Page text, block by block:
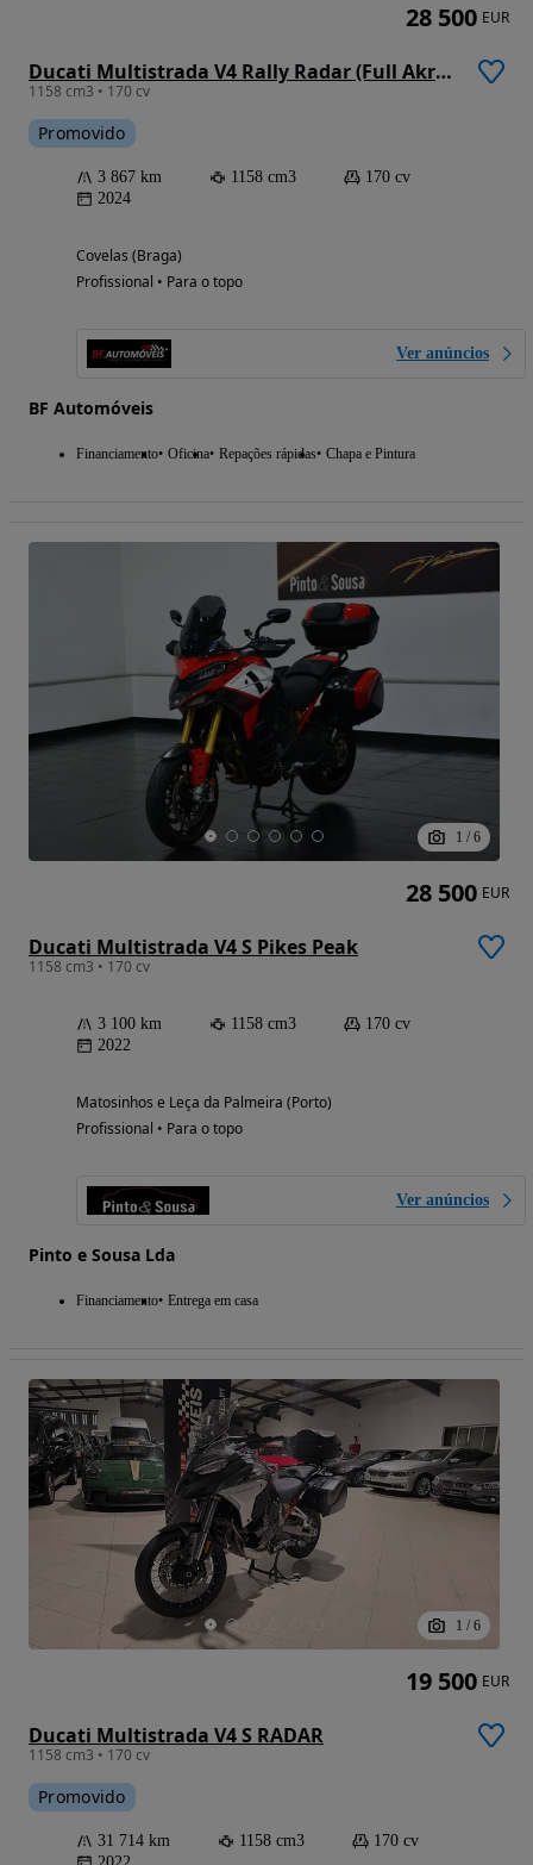
Ducati Multistrada V4 Rally Radar (Full Akrapovic)
1158 cm3 • 170 cv
Promovido
3 867 km 1158 cm3
170 cv
2024
Covelas (Braga)
Profissional • Para o topo
Ver anúncios
BF Automóveis
Financiamento Oficina Repações rápidas Chapa e Pintura
28 500 EUR
1 / 6
Ducati Multistrada V4 S Pikes Peak
1158 cm3 • 170 cv
3 100 km 1158 cm3
170 cv
2022
Matosinhos e Leça da Palmeira (Porto)
Profissional • Para o topo
Ver anúncios
Pinto e Sousa Lda
Financiamento Entrega em casa
28 500 EUR
1 / 6
Ducati Multistrada V4 S RADAR
1158 cm3 • 170 cv
Promovido
31 714 km 1158 cm3
170 cv
19 500 EUR